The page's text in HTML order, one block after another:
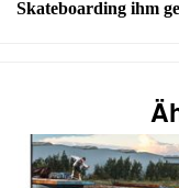
Skateboarding ihm